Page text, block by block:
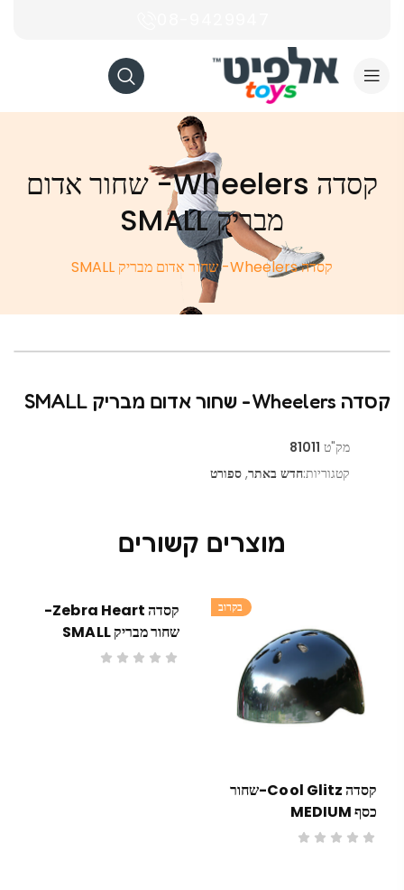
קסדה Wheelers- שחור אדום
מבריק SMALL
קסדה Wheelers- שחור אדום מבריק SMALL
בקרוב קסדה Wheelers- שחור אדום מבריק SMALL
מק"ט 81011
קטגוריות:חדש באתר, ספורט
מוצרים קשורים
בקרוב
קסדה Cool Glitz-שחור
כסף MEDIUM
בקרובקסדה Zebra Heart-
שחור מבריק SMALL